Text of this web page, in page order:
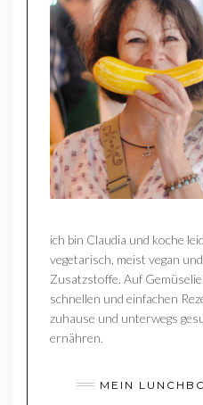
ich bin Claudia und koche
vegetarisch, meist vegan
Zusatzstoffe. Auf
schnellen und einfachen
zuhause und unterwegs
ernähren.
MEIN